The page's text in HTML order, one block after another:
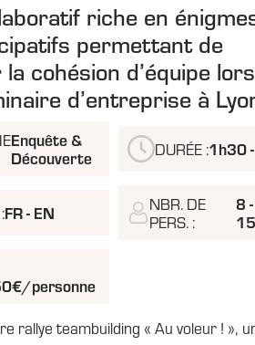
riche en
permettant de
cohésion d’équipe
d’entreprise à
Enquête &
Découverte
DURÉE :1h30
FR - EN
NBR. DE
PERS. :
8 -
personne
rallye teambuilding « Au voleur ! »,